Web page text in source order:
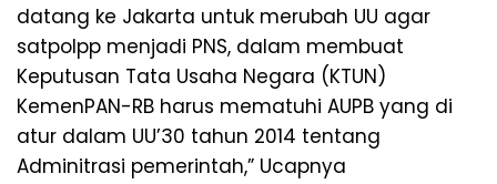
datang ke Jakarta untuk merubah UU agar
satpolpp menjadi PNS, dalam membuat
Keputusan Tata Usaha Negara (KTUN)
KemenPAN-RB harus mematuhi AUPB yang di
atur dalam UU’30 tahun 2014 tentang
Adminitrasi pemerintah,” Ucapnya